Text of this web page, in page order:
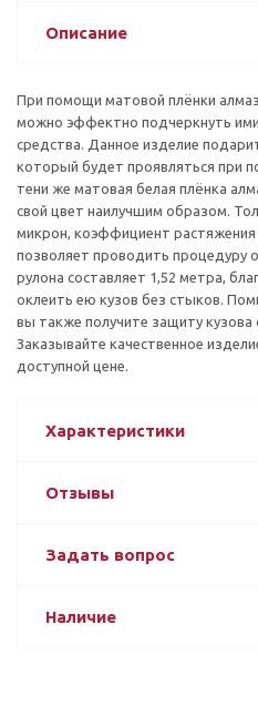
Описание
При помощи матовой плёнки
можно эффектно подчеркнуть
средства. Данное изделие
который будет проявляться при
тени же матовая белая плёнка
свой цвет наилучшим образом.
микрон, коэффициент растяжения
позволяет проводить процедуру
рулона составляет 1,52 метра,
оклеить ею кузов без стыков.
вы также получите защиту
Заказывайте качественное
доступной цене.
Характеристики
Отзывы
Задать вопрос
Наличие